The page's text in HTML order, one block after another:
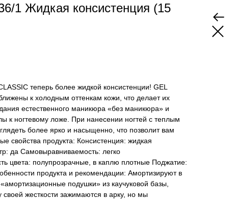
1 Жидкая консистенция (15
теперь более жидкой консистенции! GEL
к холодным оттенкам кожи, что делает их
естественного маникюра «без маникюра» и
к ногтевому ложе. При нанесении ногтей с теплым
более ярко и насыщенно, что позволит вам
свойства продукта: Консистенция: жидкая
да Самовыравниваемость: легко
цвета: полупрозрачные, в каплю плотные Поджатие:
продукта и рекомендации: Амортизируют в
подушки» из каучуковой базы,
жесткости зажимаются в арку, но мы